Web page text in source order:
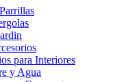
para Interiores
y Agua